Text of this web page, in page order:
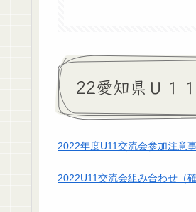
22愛知県Ｕ１
2022年度U11交流会参加注意
2022U11交流会組み合わせ（